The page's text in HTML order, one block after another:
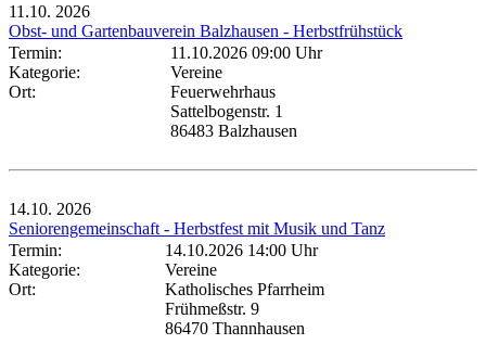
11.10. 2026
Obst- und Gartenbauverein Balzhausen - Herbstfrühstück
Termin:
11.10.2026 09:00 Uhr
Kategorie:
Vereine
Ort:
Feuerwehrhaus
Sattelbogenstr. 1
86483 Balzhausen
14.10. 2026
Seniorengemeinschaft - Herbstfest mit Musik und Tanz
Termin:
14.10.2026 14:00 Uhr
Kategorie:
Vereine
Ort:
Katholisches Pfarrheim
Frühmeßstr. 9
86470 Thannhausen